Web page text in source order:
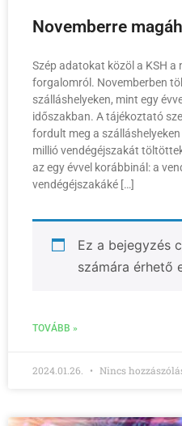
Novemberre
Szép adatokat közöl a KSH
forgalomról. Novemberben
szálláshelyeken, mint egy
időszakban. A tájékoztató
fordult meg a
millió vendégéjszakát
az egy évvel korábbinál: a
vendégéjszakáké […]
Ez a bejegyzés
számára érhető
TOVÁBB »
2024.01.26. Nincs